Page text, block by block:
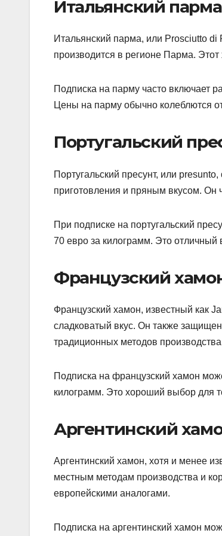
Итальянский парма
Итальянский парма, или Prosciutto
производится в регионе Парма.
Подписка на парму часто включает
Цены на парму обычно колеблются
Португальский
Португальский пресунт, или
приготовления и пряным вкусом. Он
При подписке на португальский
70 евро за килограмм. Это отличный
Французский
Французский хамон, известный как
сладковатый вкус. Он также
традиционных методов
Подписка на французский хамон
килограмм. Это хороший выбор для
Аргентинский
Аргентинский хамон, хотя и менее
местным методам производства и
европейскими аналогами.
Подписка на аргентинский хамон